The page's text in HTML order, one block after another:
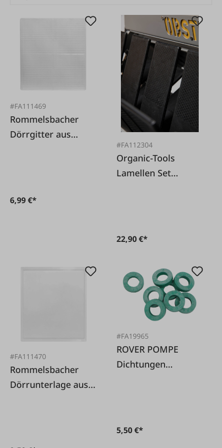
#FA111469
Rommelsbacher
Dörrgitter aus
6,99 €*
#FA112304
Organic-Tools
Lamellen Set
22,90 €*
#FA111470
Rommelsbacher
Dörrunterlage aus
#FA19965
ROVER POMPE
Dichtungen
5,50 €*